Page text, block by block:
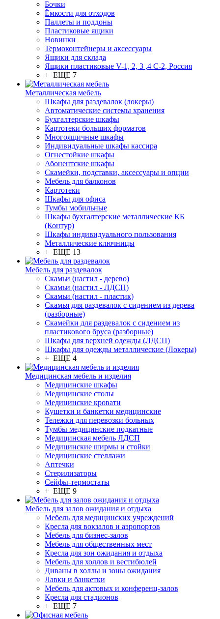
Бочки
Ёмкости для отходов
Паллеты и поддоны
Пластиковые ящики
Новинки
Термоконтейнеры и аксессуары
Ящики для склада
Ящики пластиковые V-1, 2, 3 ,4 С-2, Россия
+ ЕЩЕ 7
Металлическая мебель
Шкафы для раздевалок (локеры)
Автоматические системы хранения
Бухгалтерские шкафы
Картотеки больших форматов
Многоящичные шкафы
Индивидуальные шкафы кассира
Огнестойкие шкафы
Абонентские шкафы
Скамейки, подставки, аксессуары и опции
Мебель для балконов
Картотеки
Шкафы для офиса
Тумбы мобильные
Шкафы бухгалтерские металлические КБ
(Контур)
Шкафы индивидуального пользования
Металлические ключницы
+ ЕЩЕ 13
Мебель для раздевалок
Скамьи (настил - дерево)
Скамьи (настил - ЛДСП)
Скамьи (настил - пластик)
Скамья для раздевалок с сидением из дерева
(разборные)
Скамейки для раздевалок с сидением из
пластикового бруса (разборные)
Шкафы для верхней одежды (ЛДСП)
Шкафы для одежды металлические (Локеры)
+ ЕЩЕ 4
Медицинская мебель и изделия
Медицинские шкафы
Медицинские столы
Медицинские кровати
Кушетки и банкетки медицинские
Тележки для перевозки больных
Тумбы медицинские подкатные
Медицинская мебель ЛДСП
Медицинские ширмы и стойки
Медицинские стеллажи
Аптечки
Стерилизаторы
Сейфы-термостаты
+ ЕЩЕ 9
Мебель для залов ожидания и отдыха
Мебель для медицинских учреждений
Кресла для вокзалов и аэропортов
Мебель для бизнес-залов
Мебель для общественных мест
Кресла для зон ожидания и отдыха
Мебель для холлов и вестибюлей
Диваны в холлы и зоны ожидания
Лавки и банкетки
Мебель для актовых и конференц-залов
Кресла для стадионов
+ ЕЩЕ 7